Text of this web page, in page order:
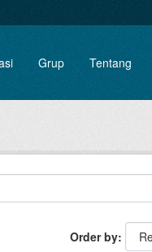
Grup Tentang
Order by